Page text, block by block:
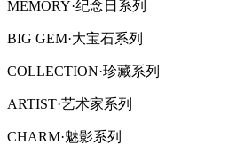
MEMORY·纪念日系列
BIG GEM·大宝石系列
COLLECTION·珍藏系列
ARTIST·艺术家系列
CHARM·魅影系列